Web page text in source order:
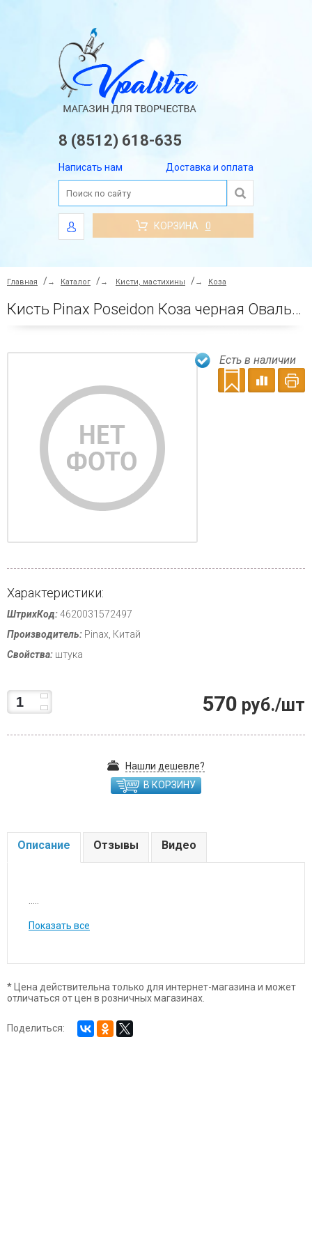
8 (8512) 618-635
Написать нам Доставка и оплата
КОРЗИНА 0
Главная → Каталог → Кисти, мастихины → Коза
Кисть Pinax Poseidon Коза черная Овальная №24
Есть в наличии
Характеристики:
ШтрихКод:4620031572497
Производитель: Pinax, Китай
Свойства: штука
570 руб./шт
Нашли дешевле?
В КОРЗИНУ
Описание Отзывы Видео
Показать все
* Цена действительна только для интернет-магазина и может
отличаться от цен в розничных магазинах.
Поделиться: